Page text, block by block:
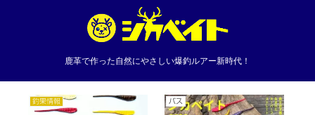
鹿革で作った自然にやさしい爆釣ルアー新時代！
釣果情報 バス